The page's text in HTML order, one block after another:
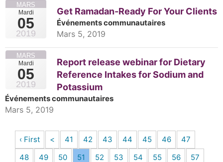
Mardi
05
MARS
2019
Get Ramadan-Ready For Your Clients
Événements communautaires
Mars 5, 2019
Mardi
05
MARS
2019
Report release webinar for Dietary
Reference Intakes for Sodium and
Potassium
Événements communautaires
Mars 5, 2019
‹ First < 41 42 43 44 45 46
47
48
49 50 51 52 53 54 55 56 57